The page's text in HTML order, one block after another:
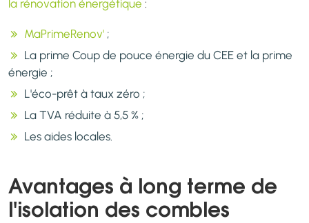
la rénovation énergétique :
MaPrimeRenov' ;
La prime Coup de pouce énergie du CEE et la prime
énergie ;
L'éco-prêt à taux zéro ;
La TVA réduite à 5,5 % ;
Les aides locales.
Avantages à long terme de
l'isolation des combles